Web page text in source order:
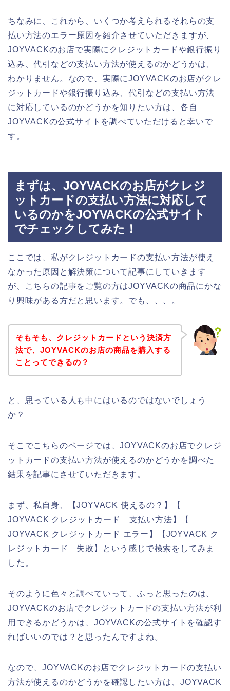
ちなみに、これから、いくつか考えられるそれらの支
払い方法のエラー原因を紹介させていただきますが、
JOYVACKのお店で実際にクレジットカードや銀行振り
込み、代引などの支払い方法が使えるのかどうかは、
わかりません。なので、実際にJOYVACKのお店がクレ
ジットカードや銀行振り込み、代引などの支払い方法
に対応しているのかどうかを知りたい方は、各自
JOYVACKの公式サイトを調べていただけると幸いで
す。
まずは、JOYVACKのお店がクレジ
ットカードの支払い方法に対応して
いるのかをJOYVACKの公式サイト
でチェックしてみた！
ここでは、私がクレジットカードの支払い方法が使え
なかった原因と解決策について記事にしていきます
が、こちらの記事をご覧の方はJOYVACKの商品にかな
り興味がある方だと思います。でも、、、。
そもそも、クレジットカードという決済方
法で、JOYVACKのお店の商品を購入する
ことってできるの？
と、思っている人も中にはいるのではないでしょう
か？
そこでこちらのページでは、JOYVACKのお店でクレジ
ットカードの支払い方法が使えるのかどうかを調べた
結果を記事にさせていただきます。
まず、私自身、【JOYVACK 使えるの？】【
JOYVACK クレジットカード 支払い方法】【
JOYVACK クレジットカード エラー】【JOYVACK ク
レジットカード 失敗】という感じで検索をしてみま
した。
そのように色々と調べていって、ふっと思ったのは、
JOYVACKのお店でクレジットカードの支払い方法が利
用できるかどうかは、JOYVACKの公式サイトを確認す
ればいいのでは？と思ったんですよね。
なので、JOYVACKのお店でクレジットカードの支払い
方法が使えるのかどうかを確認したい方は、JOYVACK